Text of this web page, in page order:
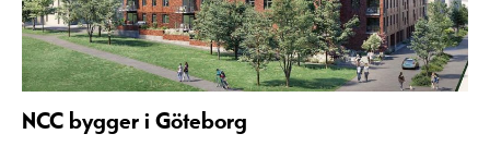
NCC bygger i Göteborg